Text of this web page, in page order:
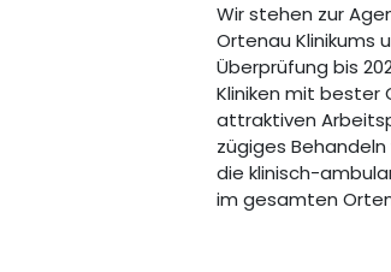
Wir stehen zur
Ortenau Klinikums
Überprüfung bis
Kliniken mit bester
attraktiven
zügiges
die klinisch-
im gesamten